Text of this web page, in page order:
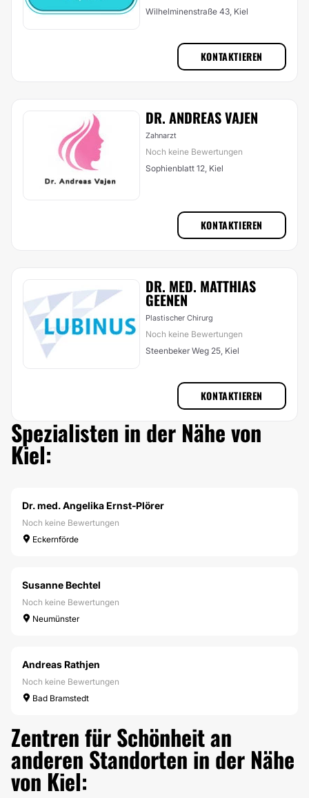
Wilhelminenstraße 43, Kiel
KONTAKTIEREN
DR. ANDREAS VAJEN
Zahnarzt
Noch keine Bewertungen
Sophienblatt 12, Kiel
KONTAKTIEREN
DR. MED. MATTHIAS
GEENEN
Plastischer Chirurg
Noch keine Bewertungen
Steenbeker Weg 25, Kiel
KONTAKTIEREN
Spezialisten in der Nähe von
Kiel:
Dr. med. Angelika Ernst-Plörer
Noch keine Bewertungen
Eckernförde
Susanne Bechtel
Noch keine Bewertungen
Neumünster
Andreas Rathjen
Noch keine Bewertungen
Bad Bramstedt
Zentren für Schönheit an
anderen Standorten in der Nähe
von Kiel: